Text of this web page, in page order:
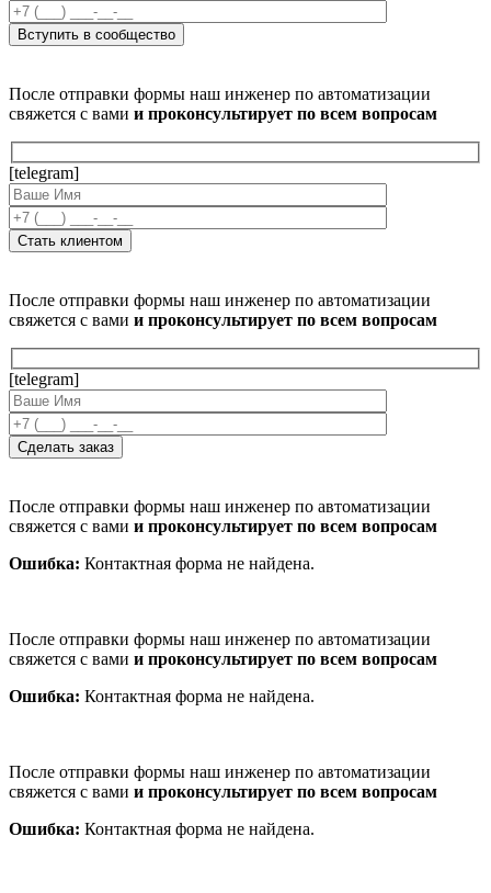
После отправки формы наш инженер по автоматизации
свяжется с вами и проконсультирует по всем вопросам
[telegram]
После отправки формы наш инженер по автоматизации
свяжется с вами и проконсультирует по всем вопросам
[telegram]
После отправки формы наш инженер по автоматизации
свяжется с вами и проконсультирует по всем вопросам
Ошибка: Контактная форма не найдена.
После отправки формы наш инженер по автоматизации
свяжется с вами и проконсультирует по всем вопросам
Ошибка: Контактная форма не найдена.
После отправки формы наш инженер по автоматизации
свяжется с вами и проконсультирует по всем вопросам
Ошибка: Контактная форма не найдена.